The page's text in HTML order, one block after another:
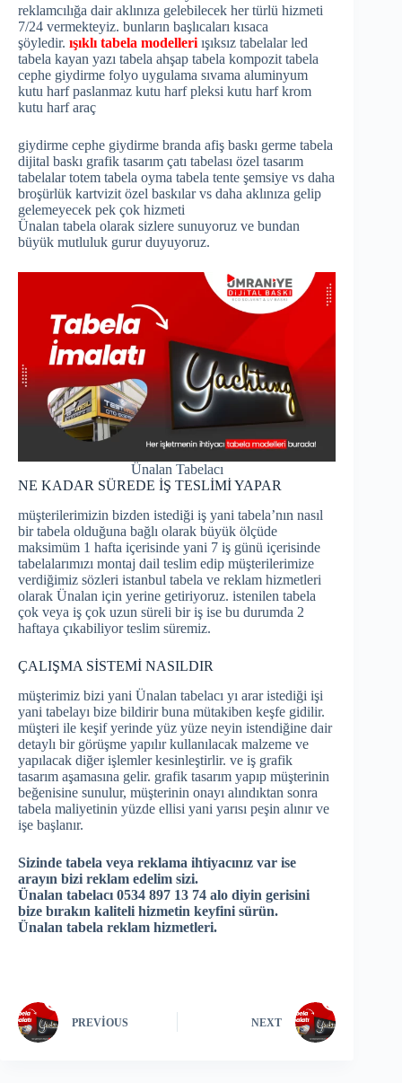
reklamcılığa dair aklınıza gelebilecek her türlü hizmeti
7/24 vermekteyiz. bunların başlıcaları kısaca
şöyledir. ışıklı tabela modelleri ışıksız tabelalar led
tabela kayan yazı tabela ahşap tabela kompozit tabela
cephe giydirme folyo uygulama sıvama aluminyum
kutu harf paslanmaz kutu harf pleksi kutu harf krom
kutu harf araç
giydirme cephe giydirme branda afiş baskı germe tabela
dijital baskı grafik tasarım çatı tabelası özel tasarım
tabelalar totem tabela oyma tabela tente şemsiye vs daha
broşürlük kartvizit özel baskılar vs daha aklınıza gelip
gelemeyecek pek çok hizmeti
Ünalan tabela olarak sizlere sunuyoruz ve bundan
büyük mutluluk gurur duyuyoruz.
Ünalan Tabelacı
NE KADAR SÜREDE İŞ TESLİMİ YAPAR
müşterilerimizin bizden istediği iş yani tabela’nın nasıl
bir tabela olduğuna bağlı olarak büyük ölçüde
maksimüm 1 hafta içerisinde yani 7 iş günü içerisinde
tabelalarımızı montaj dail teslim edip müşterilerimize
verdiğimiz sözleri istanbul tabela ve reklam hizmetleri
olarak Ünalan için yerine getiriyoruz. istenilen tabela
çok veya iş çok uzun süreli bir iş ise bu durumda 2
haftaya çıkabiliyor teslim süremiz.
ÇALIŞMA SİSTEMİ NASILDIR
müşterimiz bizi yani Ünalan tabelacı yı arar istediği işi
yani tabelayı bize bildirir buna mütakiben keşfe gidilir.
müşteri ile keşif yerinde yüz yüze neyin istendiğine dair
detaylı bir görüşme yapılır kullanılacak malzeme ve
yapılacak diğer işlemler kesinleştirlir. ve iş grafik
tasarım aşamasına gelir. grafik tasarım yapıp müşterinin
beğenisine sunulur, müşterinin onayı alındıktan sonra
tabela maliyetinin yüzde ellisi yani yarısı peşin alınır ve
işe başlanır.
Sizinde tabela veya reklama ihtiyacınız var ise
arayın bizi reklam edelim sizi.
Ünalan tabelacı 0534 897 13 74 alo diyin gerisini
bize bırakın kaliteli hizmetin keyfini sürün.
Ünalan tabela reklam hizmetleri.
PREVIOUS NEXT